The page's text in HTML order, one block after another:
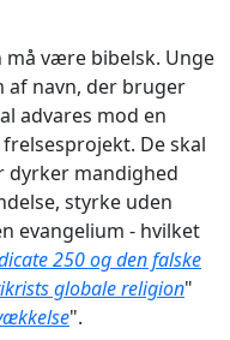
må være bibelsk. Unge
af navn, der bruger
advares mod en
De skal
dyrker mandighed
styrke uden
evangelium - hvilket
250 og den falske
globale religion"
".